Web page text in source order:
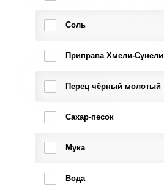
Соль
Приправа Хмели-Сунели
Перец чёрный молотый
Сахар-песок
Мука
Вода